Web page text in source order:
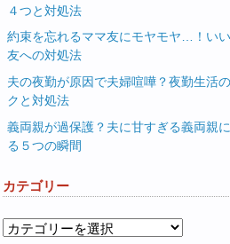
４つと対処法
約束を忘れるママ友にモヤモヤ…！い
友への対処法
夫の夜勤が原因で夫婦喧嘩？夜勤生活
クと対処法
義両親が過保護？夫に甘すぎる義両親
る５つの瞬間
カテゴリー
カ